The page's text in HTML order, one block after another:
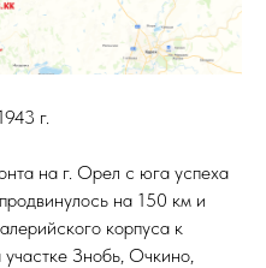
г.
на г. Орел с юга успеха
на 150 км и
корпуса к
Знобь, Очкино,